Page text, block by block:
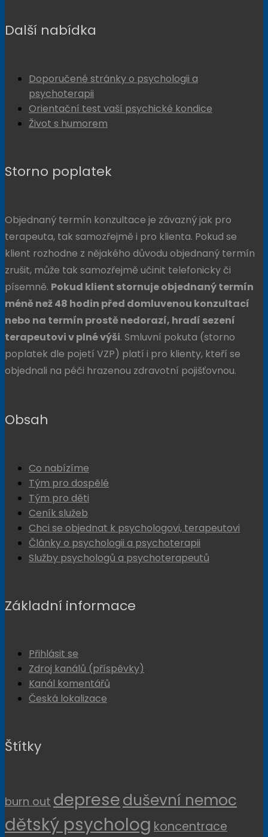
Další nabídka
Doporučené stránky o psychologii a
psychoterapii
Orientační test vaší psychické kondice
Život s humorem
Storno poplatek
Objednaný termín konzultace je závazný jak pro
terapeuta, tak samozřejmě i pro klienta. Pokud se
klient rozhodne z nějakého důvodu objednaný termín
zrušit, může tak samozřejmě učinit telefonicky či
písemně. Pokud klient stornuje objednaný termín
méně než 48 hodin před domluvenou konzultací
nebo na termín prostě nedorazí, hradí sezení
terapeutovi v plné výši. Smluvní pokuta (storno
poplatek dle pojetí VZP) platí i pro klienty, kteří se
objednali na péči hrazenou zdravotní pojišťovnou.
Obsah
Co nabízíme
Tým pro dospělé
Tým pro děti
Ceník služeb
Chci se objednat k psychologovi, terapeutovi
Články o psychologii a psychoterapii
Služby psychologů a psychoterapeutů
Základní informace
Přihlásit se
Zdroj kanálů (příspěvky)
Kanál komentářů
Česká lokalizace
Štítky
burn out depreseduševní nemoc
dětský psycholog koncentrace